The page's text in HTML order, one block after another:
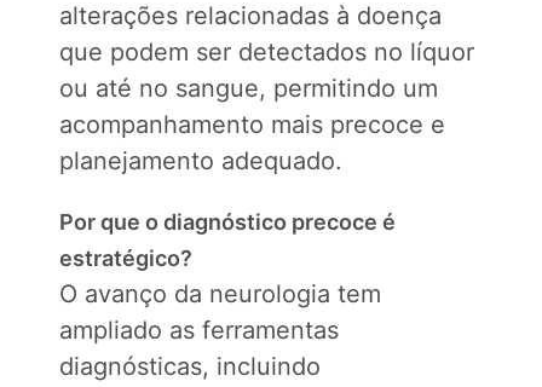
alterações relacionadas à doença
que podem ser detectados no líquor
ou até no sangue, permitindo um
acompanhamento mais precoce e
planejamento adequado.
Por que o diagnóstico precoce é
estratégico?
O avanço da neurologia tem
ampliado as ferramentas
diagnósticas, incluindo